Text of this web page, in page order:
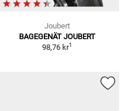
Joubert
BAGEGENÄT JOUBERT
98,76 kr1